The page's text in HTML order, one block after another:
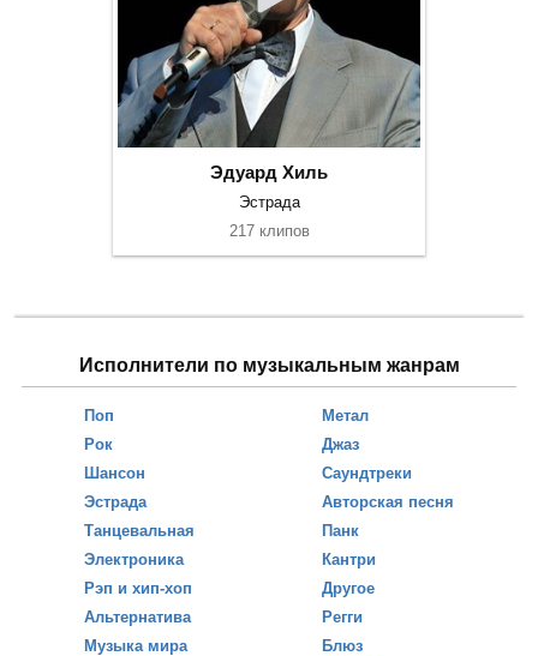
Эдуард Хиль
Эстрада
217 клипов
Исполнители по музыкальным жанрам
Поп
Рок
Шансон
Эстрада
Танцевальная
Электроника
Рэп и хип-хоп
Альтернатива
Музыка мира
Метал
Джаз
Саундтреки
Авторская песня
Панк
Кантри
Другое
Регги
Блюз